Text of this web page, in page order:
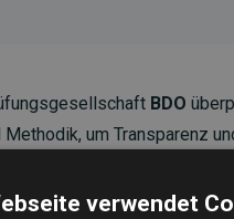
BDO
Methodik, um Transparenz
dass unsere
verwendet